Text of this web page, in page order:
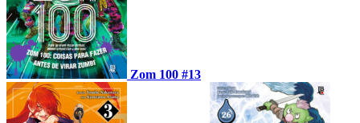
Zom 100 #13